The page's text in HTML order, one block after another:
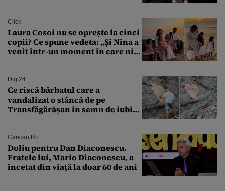
Click
Laura Cosoi nu se oprește la cinci
copii? Ce spune vedeta: „Și Nina a
venit într-un moment în care nici
Digi24
Ce riscă bărbatul care a
vandalizat o stâncă de pe
Transfăgărășan în semn de iubire
Cancan.ro
Doliu pentru Dan Diaconescu.
Fratele lui, Mario Diaconescu, a
încetat din viață la doar 60 de ani